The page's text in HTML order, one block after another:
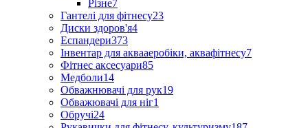
Різне7
Гантелі для фітнесу23
Диски здоров'я4
Еспандери373
Інвентар для аквааеробіки, аквафітнесу7
Фітнес аксесуари85
Медболи14
Обважнювачі для рук19
Обважювачі для ніг1
Обручі24